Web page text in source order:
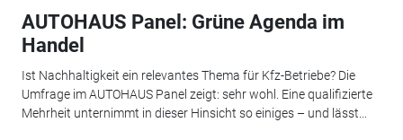
AUTOHAUS Panel: Grüne Agenda im
Handel
Ist Nachhaltigkeit ein relevantes Thema für Kfz-Betriebe? Die
Umfrage im AUTOHAUS Panel zeigt: sehr wohl. Eine qualifizierte
Mehrheit unternimmt in dieser Hinsicht so einiges – und lässt...